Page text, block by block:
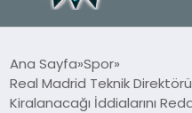
YAŞAM
Ana Sayfa Spor
Real Madrid Teknik
Kiralanacağı İddialarını